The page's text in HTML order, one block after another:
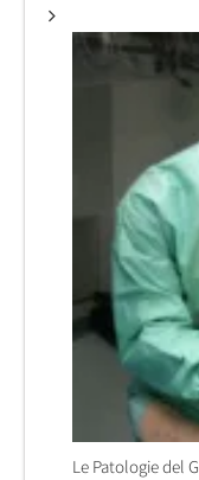
Le Patologie del